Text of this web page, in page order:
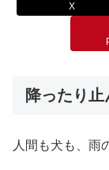
X
降ったり
人間も犬も、雨